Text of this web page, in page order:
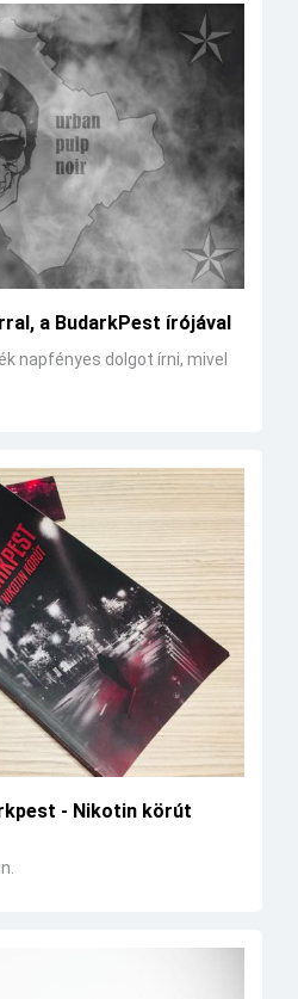
a BudarkPest írójával
napfényes dolgot írni, mivel
- Nikotin körút